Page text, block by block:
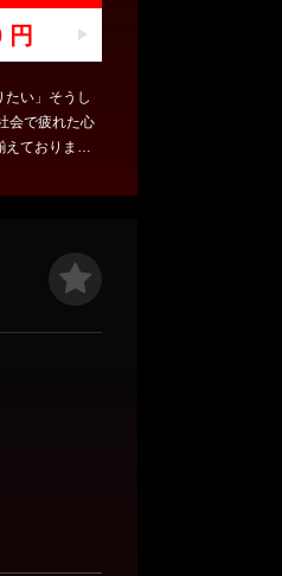
円
い」そうし
会で疲れた心
ておりま